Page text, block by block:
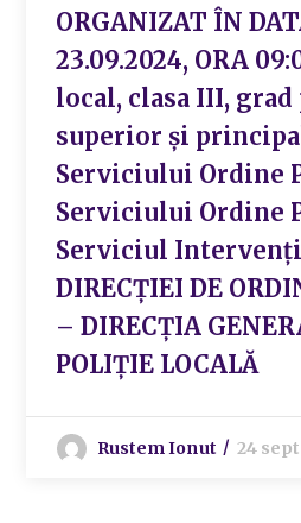
ORGANIZAT ÎN
23.09.2024, ORA
local, clasa III,
superior și
Serviciului Ordine
Serviciului Ordine
Serviciul
DIRECȚIEI DE
– DIRECȚIA
POLIȚIE LOCALĂ
Rustem Ionut 24